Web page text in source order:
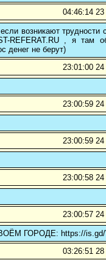
04:46:14
возникают
REFERAT.RU , я там
денег не берут)
23:01:00 24
23:00:59 24
23:00:59 24
23:00:58 24
23:00:57 24
ГОРОДЕ: https://
03:26:51